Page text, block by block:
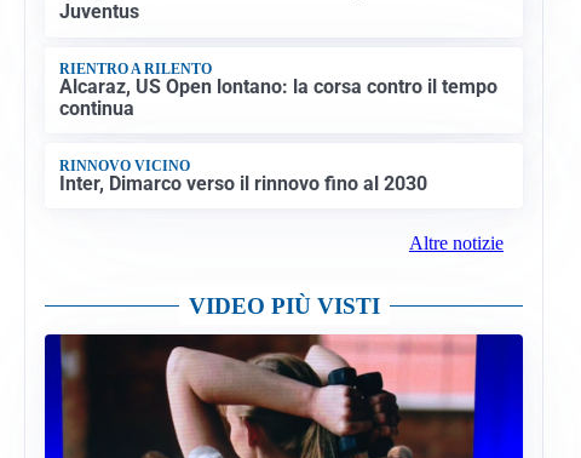
Juventus
RIENTRO A RILENTO
Alcaraz, US Open lontano: la corsa contro il tempo
continua
RINNOVO VICINO
Inter, Dimarco verso il rinnovo fino al 2030
Altre notizie
VIDEO PIÙ VISTI